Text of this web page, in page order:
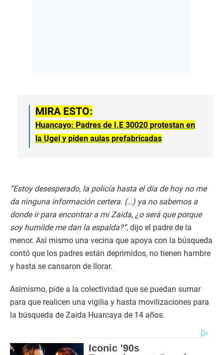
MIRA ESTO:
Huancayo: Padres de I.E 30020 protestan en
la Ugel y piden aulas prefabricadas
“Estoy desesperado, la policía hasta el día de hoy no me
da ninguna información certera. (…) ya no sabemos a
donde ir para encontrar a mi Zaida, ¿o será que porque
soy humilde me dan la espalda?”, dijo el padre de la
menor. Así mismo una vecina que apoya con la búsqueda
contó que los padres están deprimidos, no tienen hambre
y hasta se cansaron de llorar.
Asimismo, pide a la colectividad que se puedan sumar
para que realicen una vigilia y hasta movilizaciones para
la búsqueda de Zaida Huarcaya de 14 años.